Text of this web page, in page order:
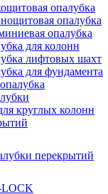
опалубка
опалубка
опалубка
для колонн
лифтовых шахт
для фундамента
круглых колонн
перекрытий